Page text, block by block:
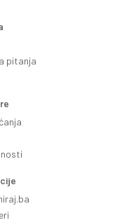
pitanja